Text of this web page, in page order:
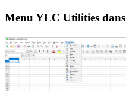
Menu YLC Utilities